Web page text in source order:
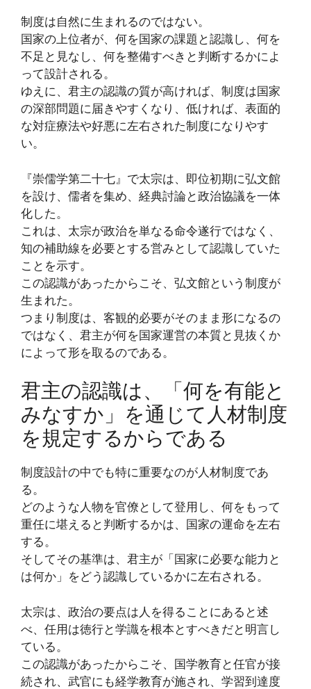
制度は自然に生まれるのではない。
国家の上位者が、何を国家の課題と認識し、何を
不足と見なし、何を整備すべきと判断するかによ
って設計される。
ゆえに、君主の認識の質が高ければ、制度は国家
の深部問題に届きやすくなり、低ければ、表面的
な対症療法や好悪に左右された制度になりやす
い。
『崇儒学第二十七』で太宗は、即位初期に弘文館
を設け、儒者を集め、経典討論と政治協議を一体
化した。
これは、太宗が政治を単なる命令遂行ではなく、
知の補助線を必要とする営みとして認識していた
ことを示す。
この認識があったからこそ、弘文館という制度が
生まれた。
つまり制度は、客観的必要がそのまま形になるの
ではなく、君主が何を国家運営の本質と見抜くか
によって形を取るのである。
君主の認識は、「何を有能と
みなすか」を通じて人材制度
を規定するからである
制度設計の中でも特に重要なのが人材制度であ
る。
どのような人物を官僚として登用し、何をもって
重任に堪えると判断するかは、国家の運命を左右
する。
そしてその基準は、君主が「国家に必要な能力と
は何か」をどう認識しているかに左右される。
太宗は、政治の要点は人を得ることにあると述
べ、任用は徳行と学識を根本とすべきだと明言し
ている。
この認識があったからこそ、国学教育と任官が接
続され、武官にも経学教育が施され、学習到達度